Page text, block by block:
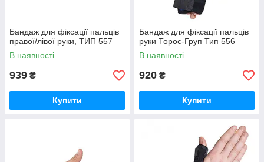
Бандаж для фіксації пальців
правої/лівої руки, ТИП 557
В наявності
939 ₴
Купити
Бандаж для фіксації пальців
руки Торос-Груп Тип 556
В наявності
920 ₴
Купити